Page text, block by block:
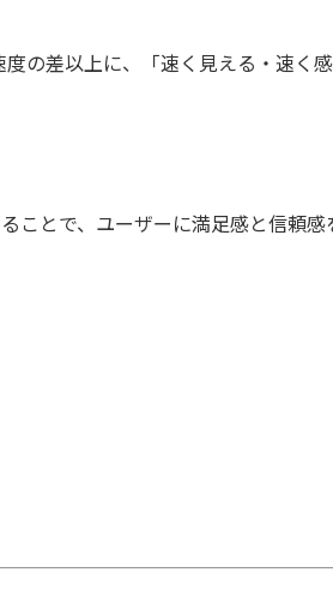
の差以上に、「速く見える・速く
とで、ユーザーに満足感と信頼感